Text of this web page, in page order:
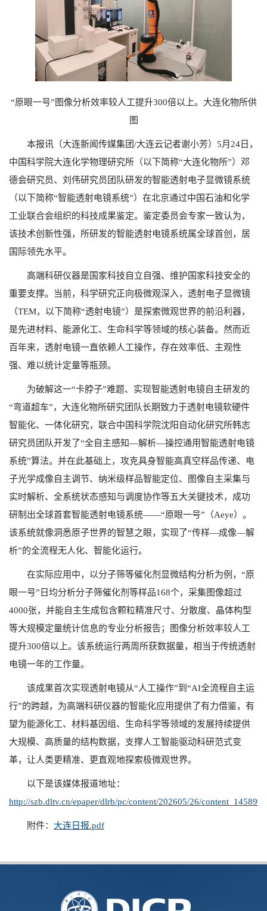
“原眼一号”图像分析效率较人工提升300倍以上。大连化物所供
图
本报讯（大连新闻传媒集团/大连云记者谢小芳）5月24日，
中国科学院大连化学物理研究所（以下简称“大连化物所”）邓
德会研究员、刘伟研究员团队研发的智能透射电子显微镜系统
（以下简称“智能透射电镜系统”）在北京通过中国石油和化学
工业联合会组织的科技成果鉴定。鉴定委员会专家一致认为，
该技术创新性强，所研发的智能透射电镜系统属全球首创，居
国际领先水平。
高端科研仪器是国家科技自立自强、维护国家科技安全的
重要支撑。当前，科学研究正向极微观深入，透射电子显微镜
（TEM，以下简称“透射电镜”）是探索微观世界的前沿利器，
是先进材料、能源化工、生命科学等领域的核心装备。然而近
百年来，透射电镜一直依赖人工操作，存在效率低、主观性
强、难以统计定量等瓶颈。
为破解这一“卡脖子”难题、实现智能透射电镜自主研发的
“弯道超车”，大连化物所研究团队长期致力于透射电镜软硬件
智能化、一体化研究，联合中国科学院沈阳自动化研究所韩志
研究员团队开发了“全自主感知—解析—操控通用智能透射电镜
系统”算法。并在此基础上，攻克具身智能高真空样品传递、电
子光学成像自主调节、纳米级样品智能定位、图像自主采集与
实时解析、全系统状态感知与调度协作等五大关键技术，成功
研制出全球首套智能透射电镜系统——“原眼一号”（Aeye）。
该系统就像洞悉原子世界的智慧之眼，实现了“传样—成像—解
析”的全流程无人化、智能化运行。
在实际应用中，以分子筛等催化剂显微结构分析为例，“原
眼一号”日均分析分子筛催化剂等样品168个，采集图像超过
4000张，并能自主生成包含颗粒精准尺寸、分散度、晶体构型
等大规模定量统计信息的专业分析报告；图像分析效率较人工
提升300倍以上。该系统运行两周所获数据量，相当于传统透射
电镜一年的工作量。
该成果首次实现透射电镜从“人工操作”到“AI全流程自主运
行”的跨越，为高端科研仪器的智能化应用提供了有力借鉴，有
望为能源化工、材料基因组、生命科学等领域的发展持续提供
大规模、高质量的结构数据，支撑人工智能驱动科研范式变
革，让人类更精准、更直观地探索极微观世界。
以下是该媒体报道地址：
http://szb.dltv.cn/epaper/dlrb/pc/content/202605/26/
附件： 大连日报.pdf